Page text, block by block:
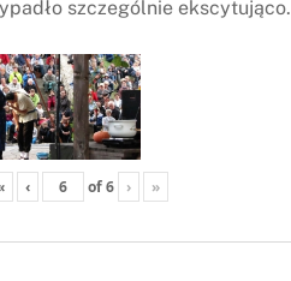
szczególnie ekscytująco.
‹ of6 › »